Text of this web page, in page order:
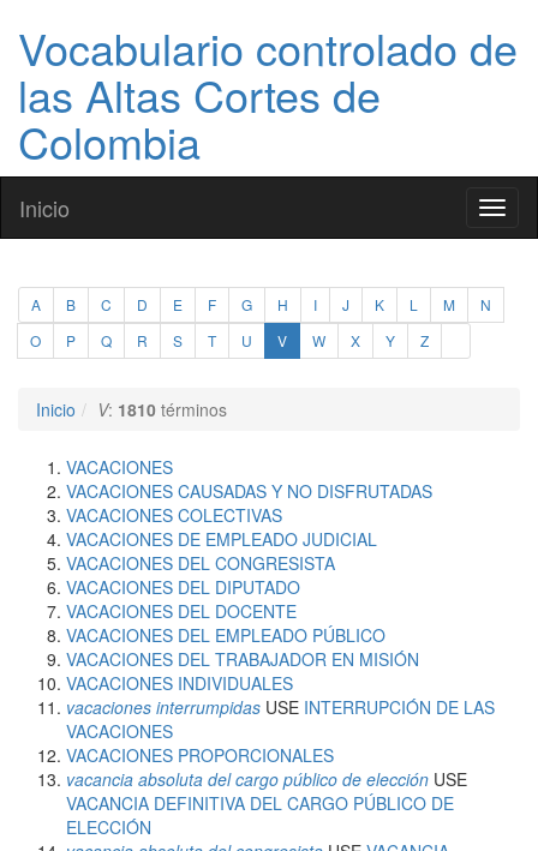
Vocabulario controlado de
las Altas Cortes de
Colombia
Inicio
A B C D E F G H I J K L M
N
O
P Q R S T U V W X Y Z
Inicio V: 1810 términos
VACACIONES
VACACIONES CAUSADAS Y NO DISFRUTADAS
VACACIONES COLECTIVAS
VACACIONES DE EMPLEADO JUDICIAL
VACACIONES DEL CONGRESISTA
VACACIONES DEL DIPUTADO
VACACIONES DEL DOCENTE
VACACIONES DEL EMPLEADO PÚBLICO
VACACIONES DEL TRABAJADOR EN MISIÓN
VACACIONES INDIVIDUALES
vacaciones interrumpidas USE INTERRUPCIÓN DE LAS
VACACIONES
VACACIONES PROPORCIONALES
vacancia absoluta del cargo público de elección USE
VACANCIA DEFINITIVA DEL CARGO PÚBLICO DE
ELECCIÓN